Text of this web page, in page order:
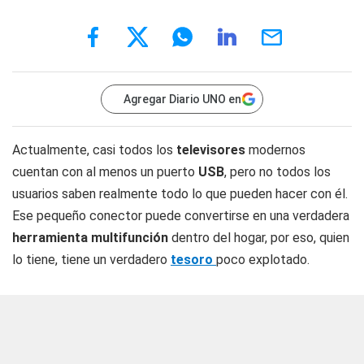
Agregar Diario UNO en
Actualmente, casi todos los televisores modernos
cuentan con al menos un puerto USB, pero no todos los
usuarios saben realmente todo lo que pueden hacer con él.
Ese pequeño conector puede convertirse en una verdadera
herramienta multifunción dentro del hogar, por eso, quien
lo tiene, tiene un verdadero tesoro poco explotado.